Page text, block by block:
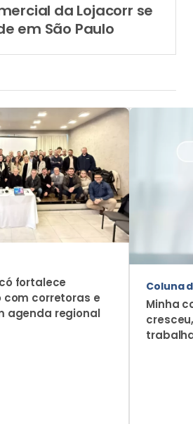
da Lojacorr se
em São Paulo
fortalece
corretoras e
agenda regional
Coluna
Minha